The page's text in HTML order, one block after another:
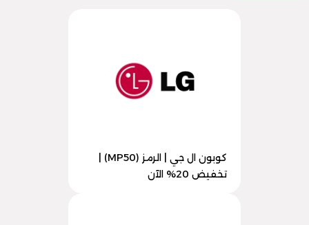
كوبون ال جي | الرمز (MP50) |
تخفيض 20% الآن